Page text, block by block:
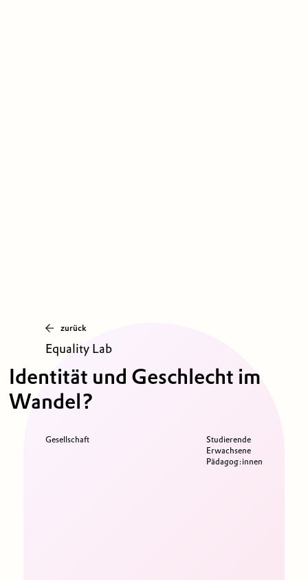
zurück
Equality Lab
Identität und Geschlecht im
Wandel?
Gesellschaft
Studierende
Erwachsene
Pädagog:innen